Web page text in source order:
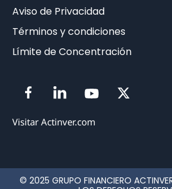
Aviso de Privacidad
Términos y condiciones
Límite de Concentración
Visitar Actinver.com
© 2025 GRUPO FINANCIERO